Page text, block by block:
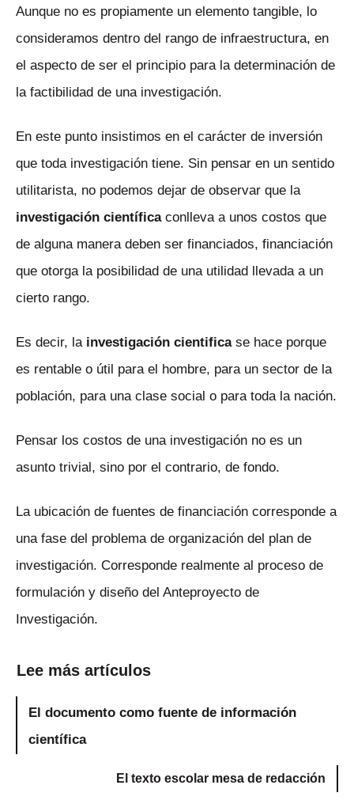
Aunque no es propiamente un elemento tangible, lo
consideramos dentro del rango de infraestructura, en
el aspecto de ser el principio para la determinación de
la factibilidad de una investigación.
En este punto insistimos en el carácter de inversión
que toda investigación tiene. Sin pensar en un sentido
utilitarista, no podemos dejar de observar que la
investigación científicaconlleva a unos costos que
de alguna manera deben ser financiados, financiación
que otorga la posibilidad de una utilidad llevada a un
cierto rango.
Es decir, la investigación cientificase hace porque
es rentable o útil para el hombre, para un sector de la
población, para una clase social o para toda la nación.
Pensar los costos de una investigación no es un
asunto trivial, sino por el contrario, de fondo.
La ubicación de fuentes de financiación corresponde a
una fase del problema de organización del plan de
investigación. Corresponde realmente al proceso de
formulación y diseño del Anteproyecto de
Investigación.
Lee más artículos
El documento como fuente de información
científica
El texto escolar mesa de redacción